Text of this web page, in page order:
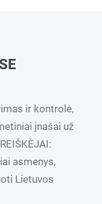
ir kontrolė,
įnašai už
asmenys,
Lietuvos